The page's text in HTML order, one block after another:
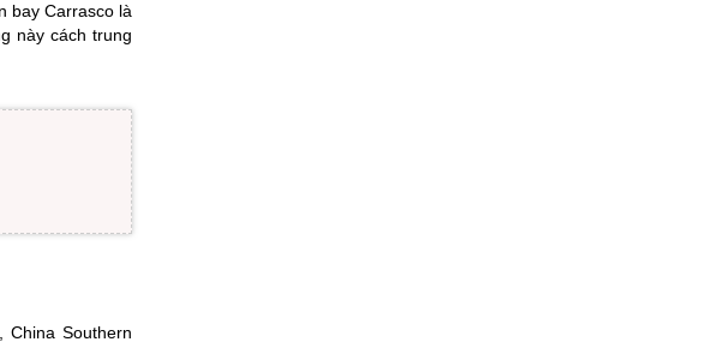
bay Carrasco là
này cách trung
Southern